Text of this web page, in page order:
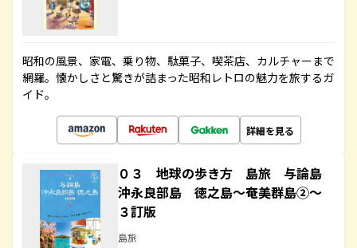
昭和の風景、家電、乗り物、駄菓子、喫茶店、カルチャーまで
網羅。懐かしさと驚きが詰まった昭和レトロの魅力を旅するガ
イド。
詳細を見る
０３ 地球の歩き方 島旅 与論島
沖永良部島 徳之島～奄美群島②～
３訂版
島旅